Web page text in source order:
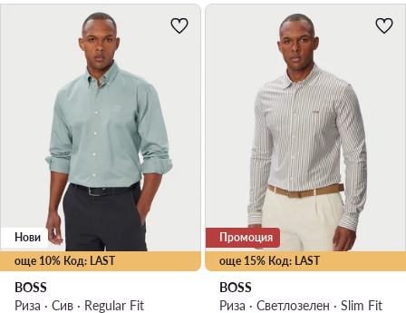
още 10% Код: LAST
Нови
BOSS
Риза · Сив · Regular Fit
още 15% Код: LAST
Промоция
BOSS
Риза · Светлозелен · Slim Fit